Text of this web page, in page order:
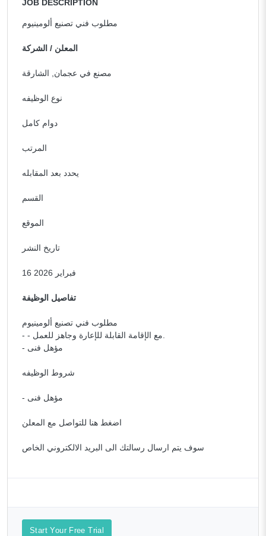
JOB DESCRIPTION
مطلوب فني تصنيع ألومينيوم
المعلن / الشركة
مصنع في عجمان, الشارقة
نوع الوظيفه
دوام كامل
المرتب
يحدد بعد المقابله
القسم
الموقع
تاريخ النشر
16 فبراير 2026
تفاصيل الوظيفة
مطلوب فني تصنيع ألومينيوم
- مؤهل فنى
شروط الوظيفه
- مؤهل فنى
اضغط هنا للتواصل مع المعلن
سوف يتم ارسال رسالتك الى البريد الالكتروني الخاص
Start Your Free Trial